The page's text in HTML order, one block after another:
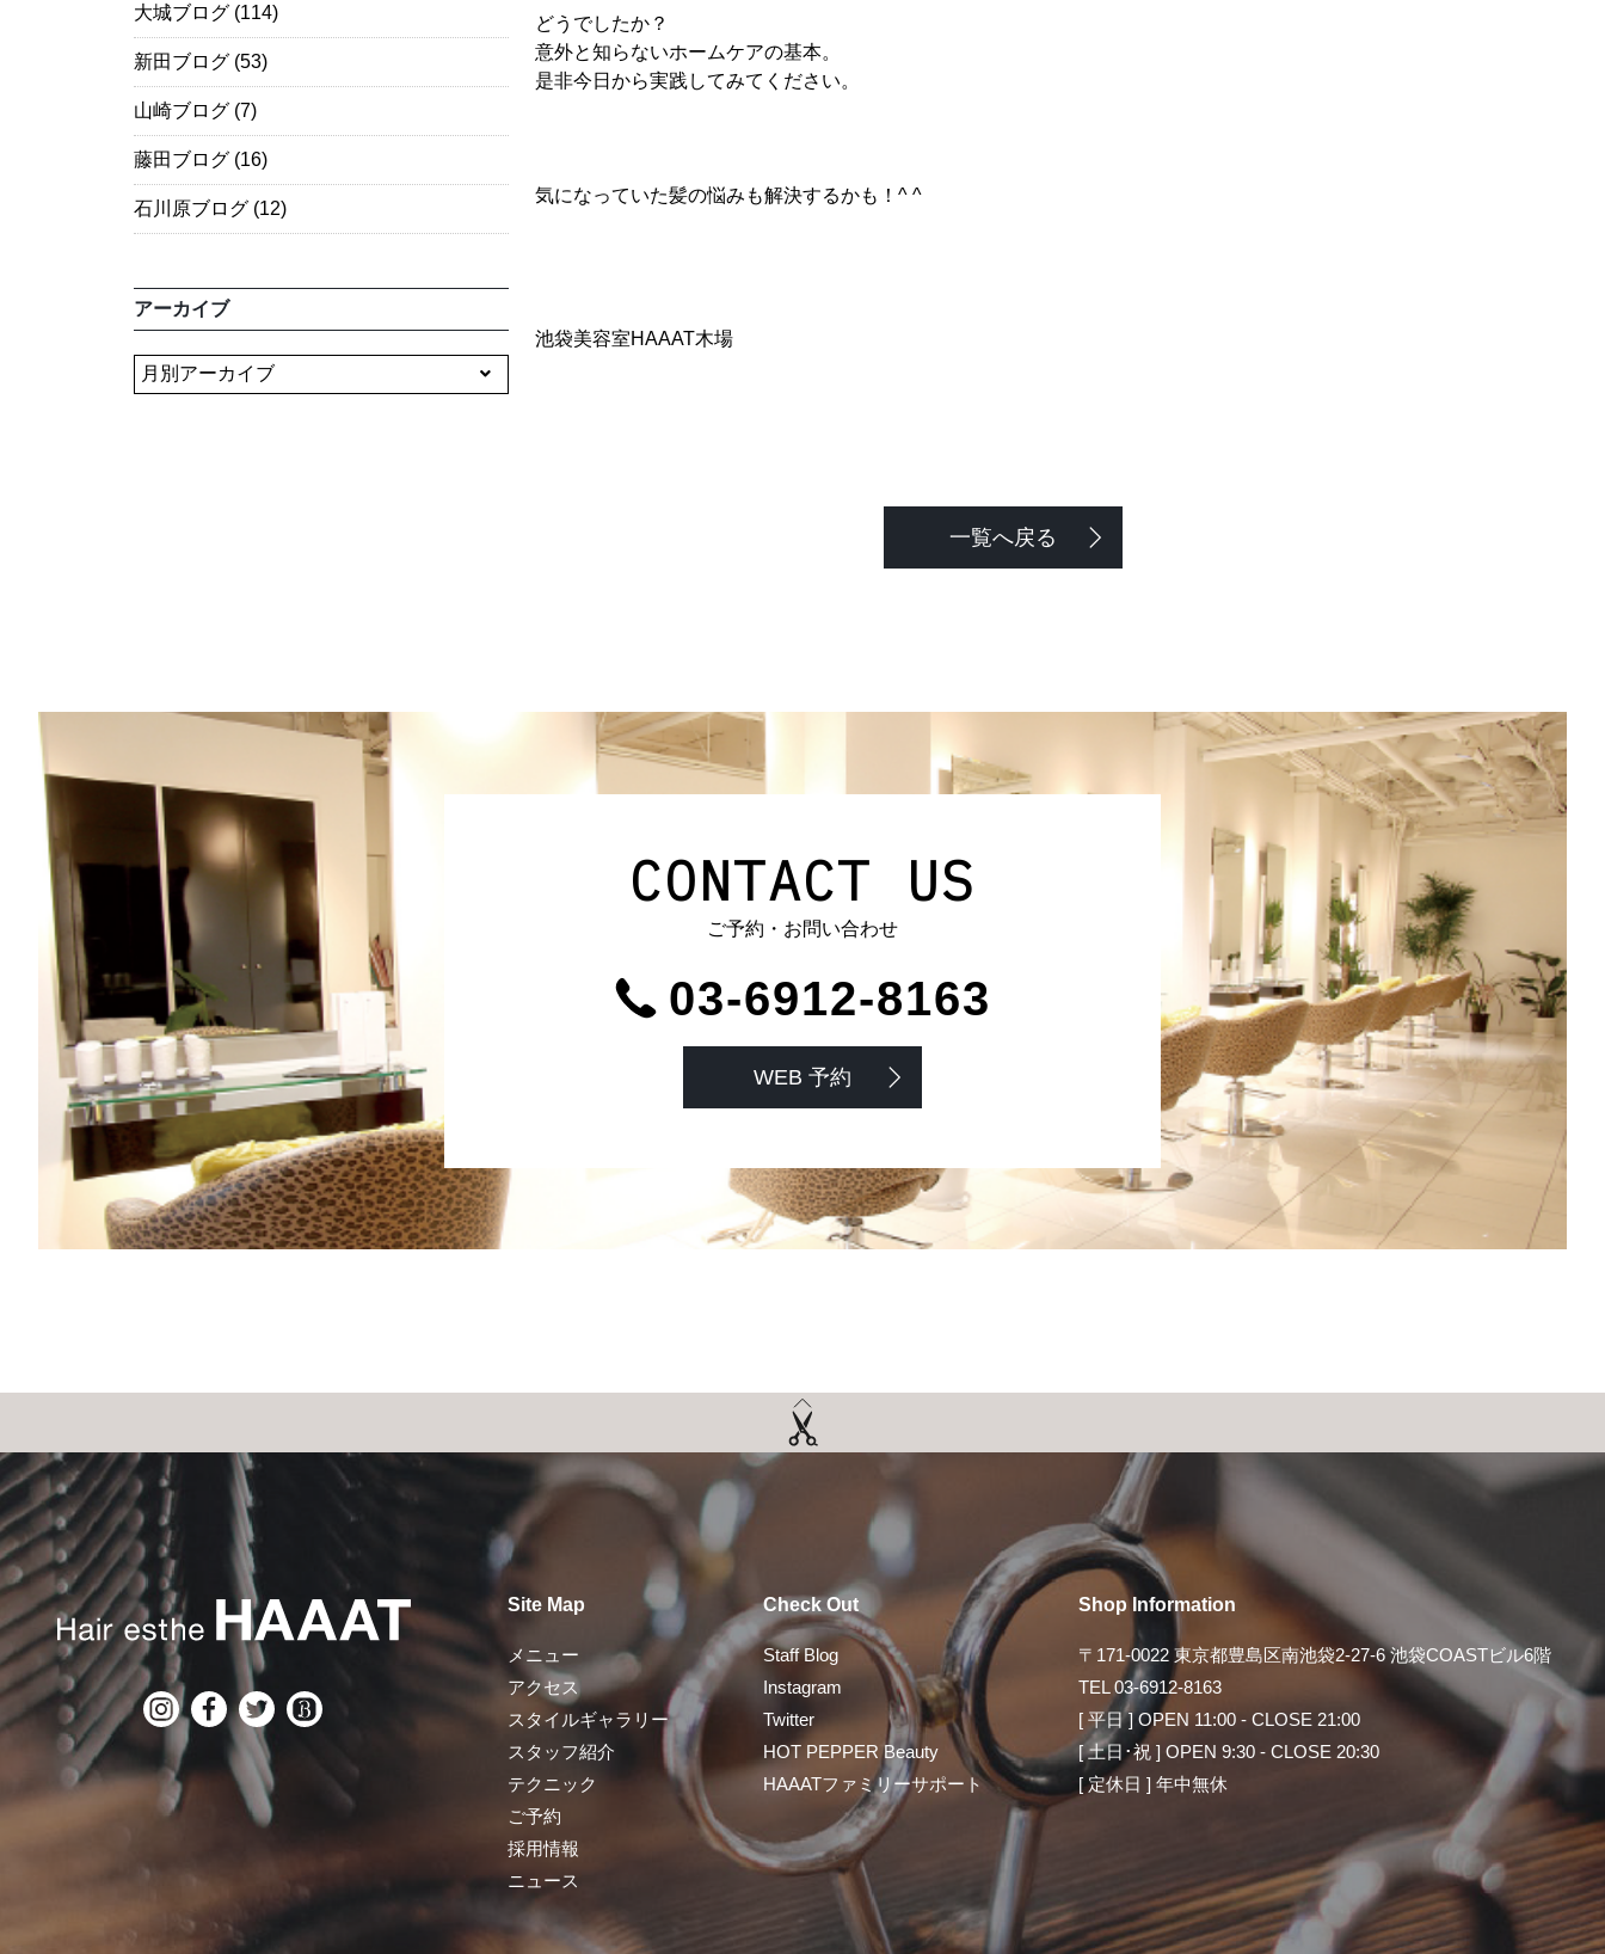
どうでしたか？
意外と知らないホームケアの基本。
是非今日から実践してみてください。
気になっていた髪の悩みも解決するかも！^ ^
池袋美容室HAAAT木場
一覧へ戻る
大城ブログ (114)
新田ブログ (53)
山崎ブログ (7)
藤田ブログ (16)
石川原ブログ (12)
アーカイブ
CONTACT US
ご予約・お問い合わせ
03-6912-8163
WEB 予約
Site Map
メニュー
アクセス
スタイルギャラリー
スタッフ紹介
テクニック
ご予約
採用情報
ニュース
Check Out
Staff Blog
Instagram
Twitter
HOT PEPPER Beauty
HAAATファミリーサポート
Shop Information
〒171-0022 東京都豊島区南池袋2-27-6池袋COASTビル6階
TEL 03-6912-8163
[ 平日 ] OPEN 11:00 - CLOSE 21:00
[ 土日･祝 ] OPEN 9:30 - CLOSE 20:30
[ 定休日 ] 年中無休